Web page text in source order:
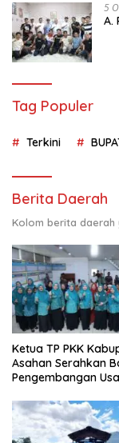
5
A.
Tag Populer
Terkini
Berita Daerah
Kolom berita
Ketua TP PKK
Asahan Serahkan
Pengembangan
Pemberdayaan dan
Kesejahteraan
Kelurahan Sentang